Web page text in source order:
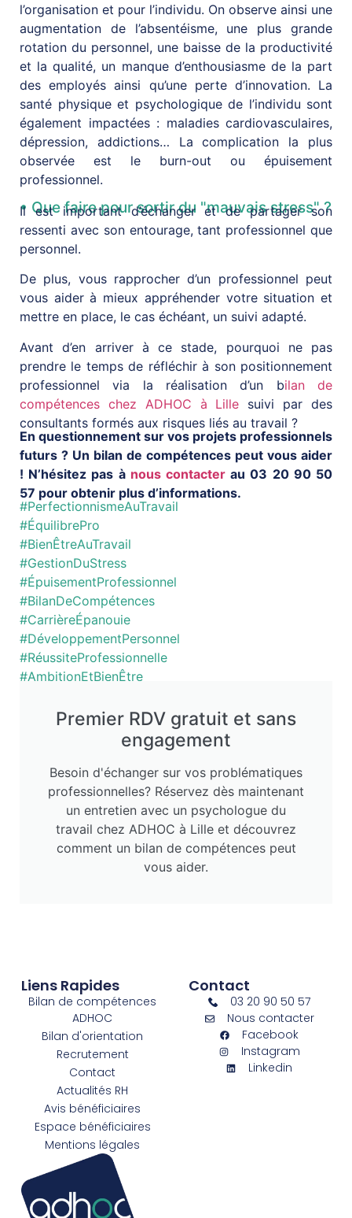
l’organisation et pour l’individu. On observe ainsi une
augmentation de l’absentéisme, une plus grande
rotation du personnel, une baisse de la productivité
et la qualité, un manque d’enthousiasme de la part
des employés ainsi qu’une perte d’innovation. La
santé physique et psychologique de l’individu sont
également impactées : maladies cardiovasculaires,
dépression, addictions… La complication la plus
observée est le burn-out ou épuisement
professionnel.
• Que faire pour sortir du "mauvais stress" ?
Il est important d’échanger et de partager son
ressenti avec son entourage, tant professionnel que
personnel.
De plus, vous rapprocher d’un professionnel peut
vous aider à mieux appréhender votre situation et
mettre en place, le cas échéant, un suivi adapté.
Avant d’en arriver à ce stade, pourquoi ne pas
prendre le temps de réfléchir à son positionnement
professionnel via la réalisation d’un bilan de
compétences chez ADHOC à Lille suivi par des
consultants formés aux risques liés au travail ?
En questionnement sur vos projets professionnels
futurs ? Un bilan de compétences peut vous aider
! N’hésitez pas à nous contacter au 03 20 90 50
57 pour obtenir plus d’informations.
#PerfectionnismeAuTravail
#ÉquilibrePro
#BienÊtreAuTravail
#GestionDuStress
#ÉpuisementProfessionnel
#BilanDeCompétences
#CarrièreÉpanouie
#DéveloppementPersonnel
#RéussiteProfessionnelle
#AmbitionEtBienÊtre
Premier RDV gratuit et sans
engagement
Besoin d'échanger sur vos problématiques
professionnelles? Réservez dès maintenant
un entretien avec un psychologue du
travail chez ADHOC à Lille et découvrez
comment un bilan de compétences peut
vous aider.
Liens Rapides
Bilan de compétences
ADHOC
Bilan d'orientation
Recrutement
Contact
Actualités RH
Avis bénéficiaires
Espace bénéficiaires
Mentions légales
Contact
03 20 90 50 57
Nous contacter
Facebook
Instagram
Linkedin